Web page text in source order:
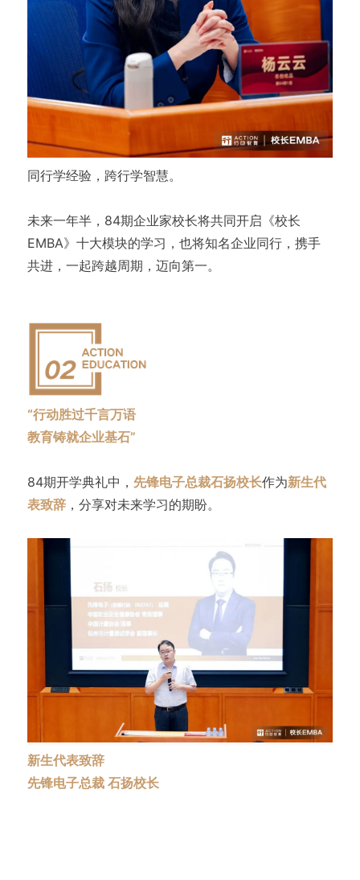
同行学经验，跨行学智慧。
未来一年半，84期企业家校长将共同开启《校长
EMBA》十大模块的学习，也将知名企业同行，携手
共进，一起跨越周期，迈向第一。
“行动胜过千言万语
教育铸就企业基石”
84期开学典礼中， 先锋电子总裁石扬校长作为新生代
表致辞，分享对未来学习的期盼。
新生代表致辞
先锋电子总裁 石扬校长